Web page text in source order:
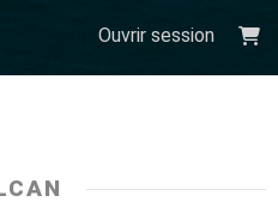
Ouvrir session